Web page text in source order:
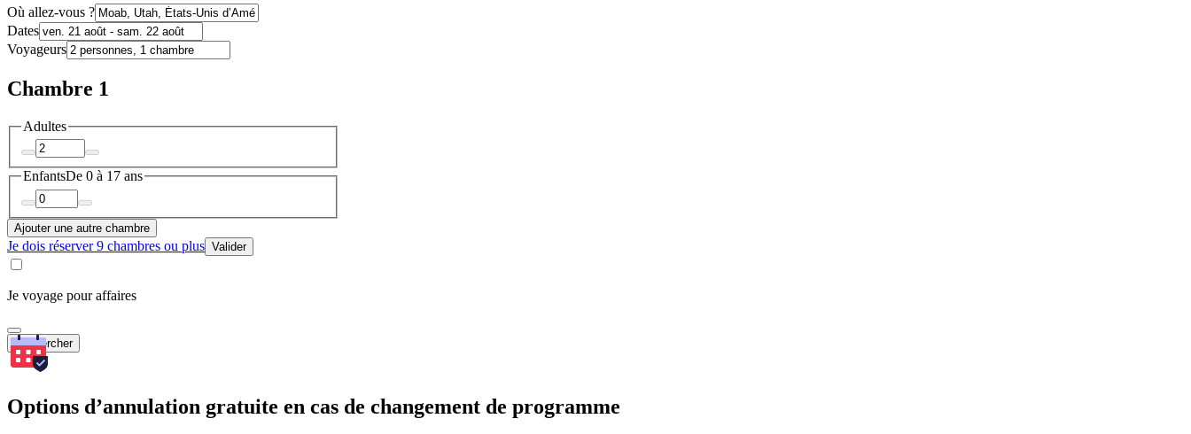
Où allez-vous ?
Dates
Voyageurs
Chambre 1
Adultes
EnfantsDe 0 à 17 ans
Ajouter une autre chambre
Je dois réserver 9 chambres ou plus Valider
Je voyage pour affaires
Rechercher
Options d’annulation gratuite en cas de changement de programme